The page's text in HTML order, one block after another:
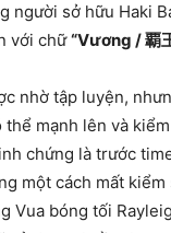
người sở hữu Haki
với chữ“Vương / 覇
nhờ tập luyện,
thể mạnh lên và
chứng là trước
một cách mất
Vua bóng tối